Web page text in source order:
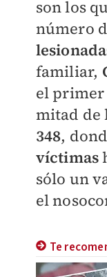
son los
número
familiar,
el primer
mitad de
348,
víctimas
sólo un
el
Te